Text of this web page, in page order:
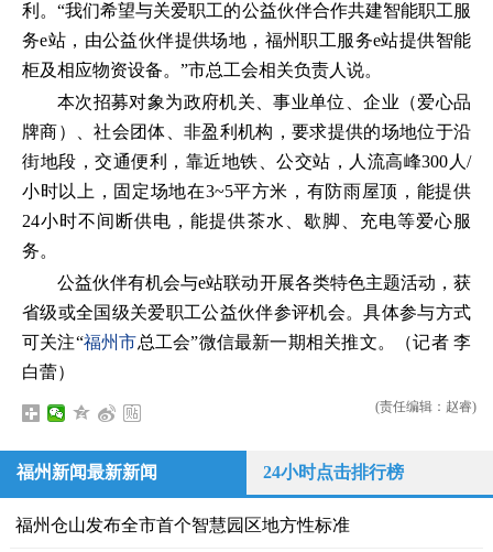
利。“我们希望与关爱职工的公益伙伴合作共建智能职工服
务e站，由公益伙伴提供场地，福州职工服务e站提供智能
柜及相应物资设备。”市总工会相关负责人说。
本次招募对象为政府机关、事业单位、企业（爱心品
牌商）、社会团体、非盈利机构，要求提供的场地位于沿
街地段，交通便利，靠近地铁、公交站，人流高峰300人/
小时以上，固定场地在3~5平方米，有防雨屋顶，能提供
24小时不间断供电，能提供茶水、歇脚、充电等爱心服
务。
公益伙伴有机会与e站联动开展各类特色主题活动，获
省级或全国级关爱职工公益伙伴参评机会。具体参与方式
可关注“福州市总工会”微信最新一期相关推文。（记者 李
白蕾）
(责任编辑：赵睿)
福州新闻最新新闻 24小时点击排行榜
福州仓山发布全市首个智慧园区地方性标准